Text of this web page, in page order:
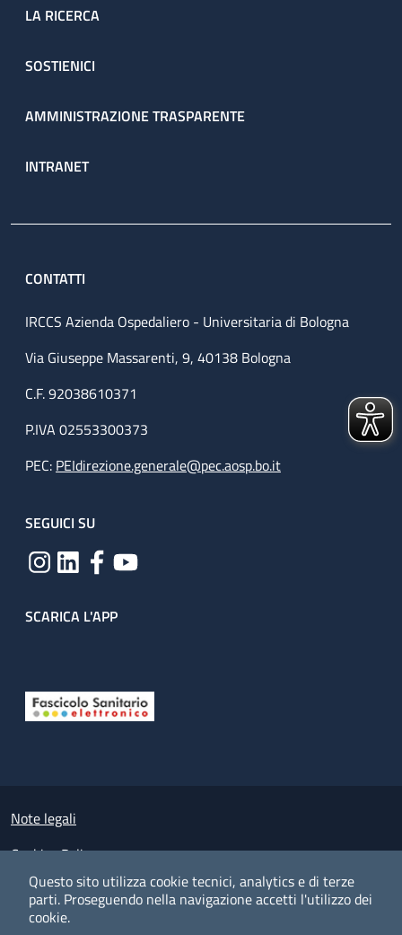
Questo sito utilizza cookie tecnici, analytics e di terze
parti. Proseguendo nella navigazione accetti l'utilizzo dei
cookie.
LA RICERCA
SOSTIENICI
AMMINISTRAZIONE TRASPARENTE
INTRANET
CONTATTI
IRCCS Azienda Ospedaliero - Universitaria di Bologna
Via Giuseppe Massarenti, 9, 40138 Bologna
C.F. 92038610371
P.IVA 02553300373
PEC: PEIdirezione.generale@pec.aosp.bo.it
SEGUICI SU
SCARICA L'APP
Small prints
Note legali
Cookies Policy
Policy privacy e protezione del dato personale
Albo pretorio on-line